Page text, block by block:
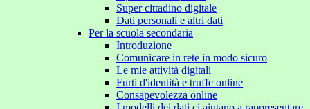
Super cittadino digitale
Dati personali e altri dati
Per la scuola secondaria
Introduzione
Comunicare in rete in modo sicuro
Le mie attività digitali
Furti d'identità e truffe online
Consapevolezza online